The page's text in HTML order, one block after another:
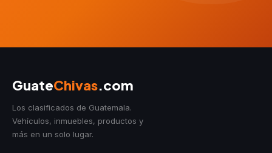
GuateChivas.com
Los clasificados de Guatemala.
Vehículos, inmuebles, productos y
más en un solo lugar.